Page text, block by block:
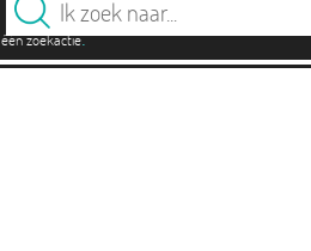
één zoekactie.